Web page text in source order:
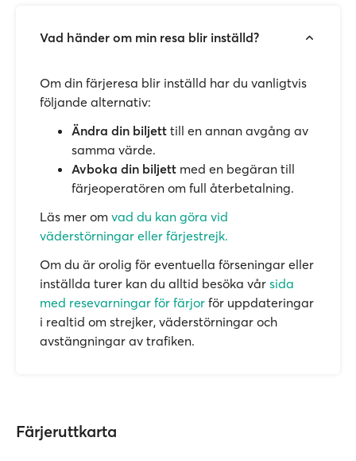
Vad händer om min resa blir inställd?
Om din färjeresa blir inställd har du vanligtvis
följande alternativ:
Ändra din biljett till en annan avgång av
samma värde.
Avboka din biljett med en begäran till
färjeoperatören om full återbetalning.
Läs mer om vad du kan göra vid
väderstörningar eller färjestrejk.
Om du är orolig för eventuella förseningar eller
inställda turer kan du alltid besöka vår sida
med resevarningar för färjor för uppdateringar
i realtid om strejker, väderstörningar och
avstängningar av trafiken.
Färjeruttkarta